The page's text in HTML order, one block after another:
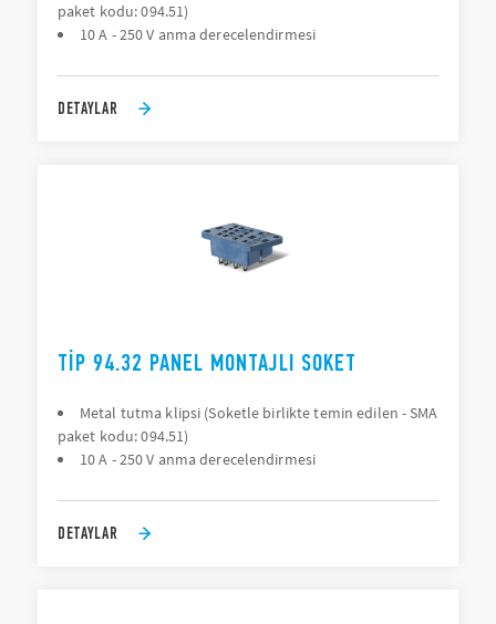
paket kodu: 094.51)
10 A - 250 V anma derecelendirmesi
DETAYLAR
TIP 94.32 PANEL MONTAJLI SOKET
Metal tutma klipsi (Soketle birlikte temin edilen - SMA
paket kodu: 094.51)
10 A - 250 V anma derecelendirmesi
DETAYLAR